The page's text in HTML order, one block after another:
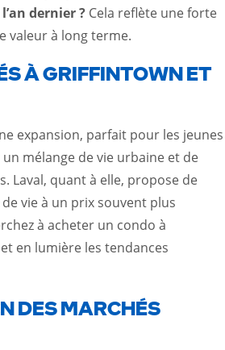
dernier ? Cela reflète une forte
valeur à long terme.
À GRIFFINTOWN ET
expansion, parfait pour les jeunes
mélange de vie urbaine et de
Laval, quant à elle, propose de
vie à un prix souvent plus
à acheter un condo à
en lumière les tendances
DES MARCHÉS